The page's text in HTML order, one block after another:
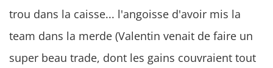
trou dans la caisse... l'angoisse d'avoir mis la
team dans la merde (Valentin venait de faire un
super beau trade, dont les gains couvraient tout